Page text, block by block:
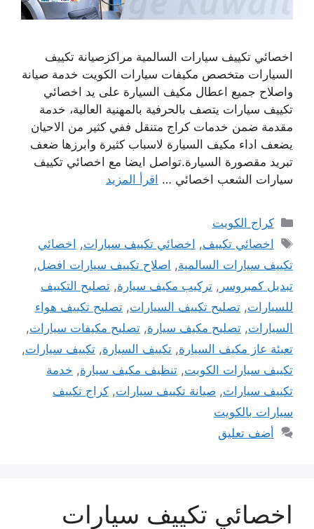
اخصائي تكييف سيارات السالمية مراكزصيانة تكييف
السيارات متخصص مكيفات سيارات الكويت خدمة صيانة
واصلاح جميع اعطال مكيف السيارة على يد اخصائي
تكييف سيارات يتصف بالحرفية بالمهنية العالية، خدمة
مقدمة ضمن خدمات كراج متنقل ففي كثير من الاحيان
يضعف اداء مكيف السيارة لاسباب كثيرة وابرزها ضعف
تبريد مقصورة السيارة.تواصل ايضا مع اخصائي تكييف
سيارات الشعب اخصائي … اقرأ المزيد
التصنيفات
كراج الكويت
الوسوم
اخصائي تكييف, اخصائي تكييف سيارات, اخصائي
تكييف سيارات السالمية, اصلاح تكييف سيارات افضل,
تبديل كمبروسر , تركيب مكيف سيارة, تصليح التكييف
للسيارات, تصليح تكييف السيارات, تصليح تكييف هواء
السيارات, تصليح مكيف سيارة, تصليح مكيفات سيارات,
تعبئة عاز مكيف السيارة, تكييف السيارة, تكييف سيارات,
تكييف سيارات الكويت, تنظيف مكيف سيارة, خدمة
تكييف سيارات, صيانة تكييف سيارات, كراج تكييف
سيارات بالكويت
أضف تعليق
اخصائي تكييف سيارات